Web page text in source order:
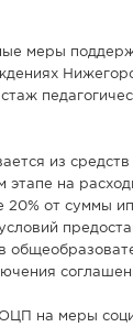
меры
из
этапе на
20% от суммы
ОЦП на меры